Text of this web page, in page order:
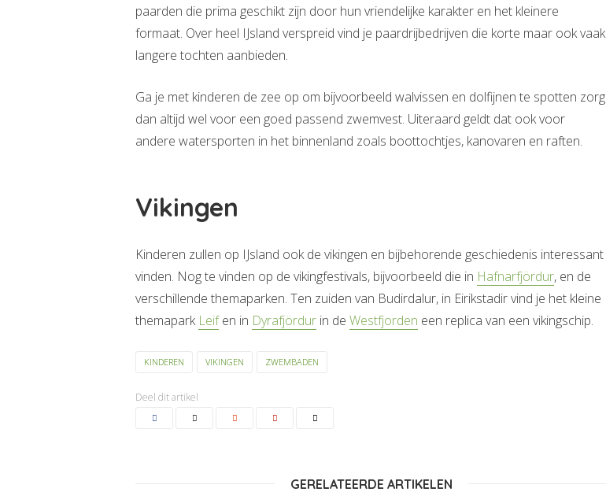
paarden die prima geschikt zijn door hun vriendelijke karakter en het kleinere
formaat. Over heel IJsland verspreid vind je paardrijbedrijven die korte maar ook vaak
langere tochten aanbieden.
Ga je met kinderen de zee op om bijvoorbeeld walvissen en dolfijnen te spotten zorg
dan altijd wel voor een goed passend zwemvest. Uiteraard geldt dat ook voor
andere watersporten in het binnenland zoals boottochtjes, kanovaren en raften.
Vikingen
Kinderen zullen op IJsland ook de vikingen en bijbehorende geschiedenis interessant
vinden. Nog te vinden op de vikingfestivals, bijvoorbeeld die in Hafnarfjördur, en de
verschillende themaparken. Ten zuiden van Budirdalur, in Eirikstadir vind je het kleine
themapark Leifen in Dyrafjördur in de Westfjorden een replica van een vikingschip.
KINDEREN VIKINGEN ZWEMBADEN
Deel dit artikel
GERELATEERDE ARTIKELEN